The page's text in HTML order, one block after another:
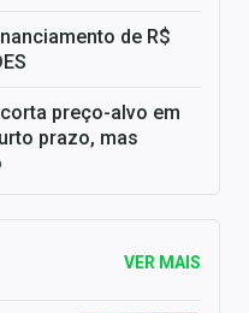
de R$
preço-alvo em
prazo, mas
VER MAIS